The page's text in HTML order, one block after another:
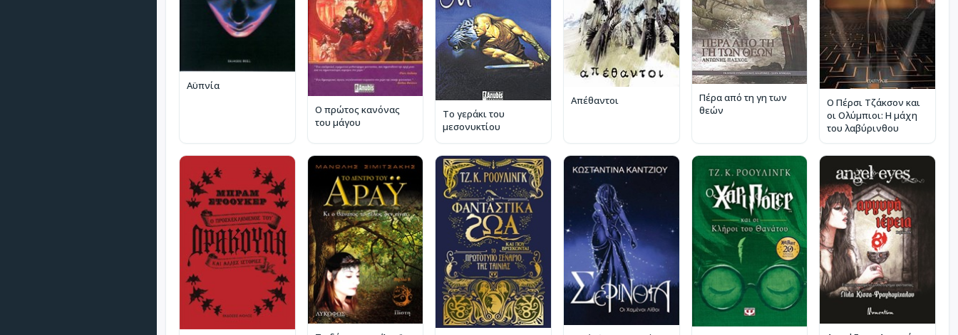
Αϋπνία
Ο πρώτος κανόνας
του μάγου
Το γεράκι του
μεσονυκτίου
Απέθαντοι
Πέρα από τη γη των
θεών
Ο Πέρσι Τζάκσον και
οι Ολύμπιοι: Η μάχη
του λαβύρινθου